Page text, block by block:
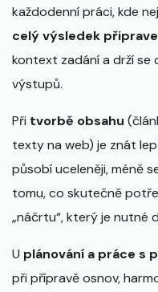
každodenní práci, kde
celý výsledek
kontext zadání a drží se
výstupů.
Při tvorbě obsahu
texty na web) je znát
působí uceleněji, méně
tomu, co skutečně
„náčrtu“, který je nutné
U plánování a práce s
při přípravě osnov,